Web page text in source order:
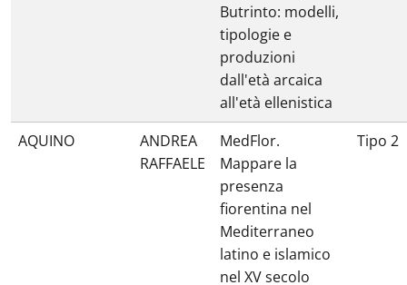
Butrinto: modelli,
tipologie e
produzioni
dall'età arcaica
all'età ellenistica
AQUINO
ANDREA
RAFFAELE
MedFlor.
Mappare la
presenza
fiorentina nel
Mediterraneo
latino e islamico
nel XV secolo
Tipo 2